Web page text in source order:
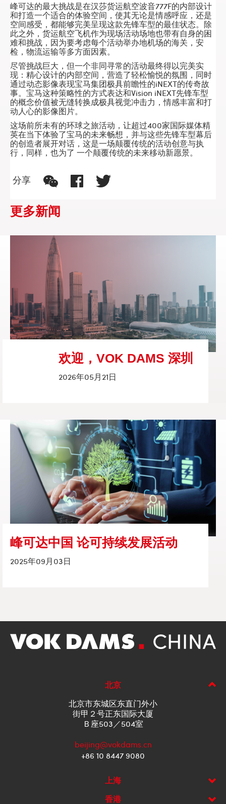
峰可达的最大挑战是在汉莎货运航空波音777F的内部设计
和打造一个适合的体验空间，使其无论是情感呼应，还是
空间感受，都能够完美呈现这款先锋车型的最佳状态。除
此之外，货运航空飞机作为现场活动场地也带有自身的困
难和挑战，因为要考虑每个活动举办地机场的海关，安
检，物流运输等多方面因素。
尽管挑战巨大，但一个非同寻常的活动最终得以完美实
现：精心设计的内部空间，营造了轻松愉悦的氛围，同时
通过动态影像表现宝马集团极具前瞻性的iNEXT的传奇故
事。宝马这种策略性的方式表达和Vision iNEXT先锋车型
的概念价值被无缝转换成极具视觉冲击力，情感丰富和打
动人心的影像图片。
这场前所未有的环球之旅活动，让超过400家国际媒体精
英在当下体验了宝马的未来畅想，并与这些先锋车型幕后
的创造者展开对话，这是一场颠覆传统的活动创意与执
行 ，同样，也为了 一个颠覆传统的未来移动新愿景。
分享
更多新闻
欢迎，VOK DAMS 深圳
2026年05月21日
峰可达中国 论可持续发展活动
2025年09月03日
北京
北京市东城区东直门外小
街甲２号正东国际大厦
Ｂ座503／504室
beijing@vokdams.cn
+86 10 8447 9080
上海
香港